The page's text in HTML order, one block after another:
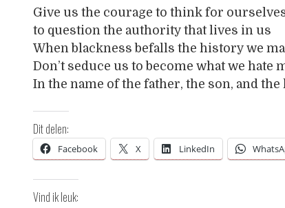
Delen
Give us the courage to think for
to question the authority that lives in us
When blackness befalls the history we
Don’t seduce us to become what we hate
In the name of the father, the son, and the
Dit delen:
Facebook X LinkedIn
Vind ik leuk: